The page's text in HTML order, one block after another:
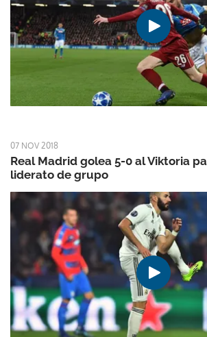
07 NOV 2018
Real Madrid golea 5-0 al Viktoria
liderato de grupo